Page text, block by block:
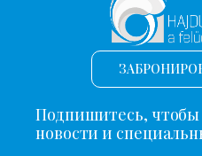
Подпишитесь, чтобы
новости и